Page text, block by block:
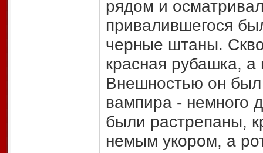
рядом и
привалившегося
черные штаны.
красная рубашка, а
Внешностью он был
вампира - немного
были растрепаны,
немым укором, а